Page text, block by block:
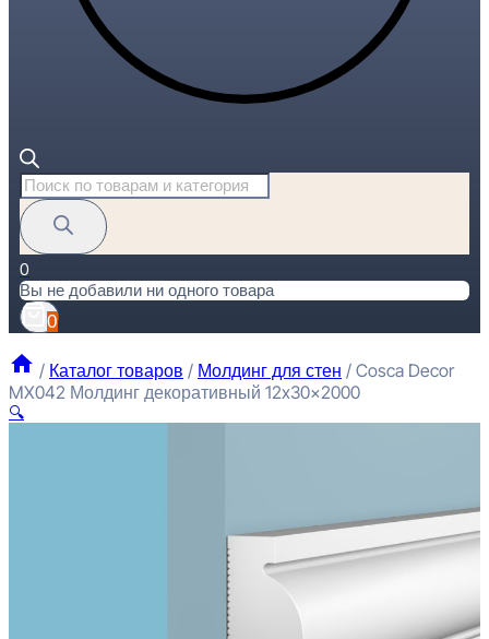
Поиск
товаров
0
Вы не добавили ни одного товара
0
/ Каталог товаров / Молдинг для стен / Cosca Decor
MX042 Молдинг декоративный 12x30x2000
🔍